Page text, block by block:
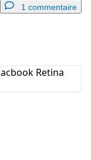
1 commentaire